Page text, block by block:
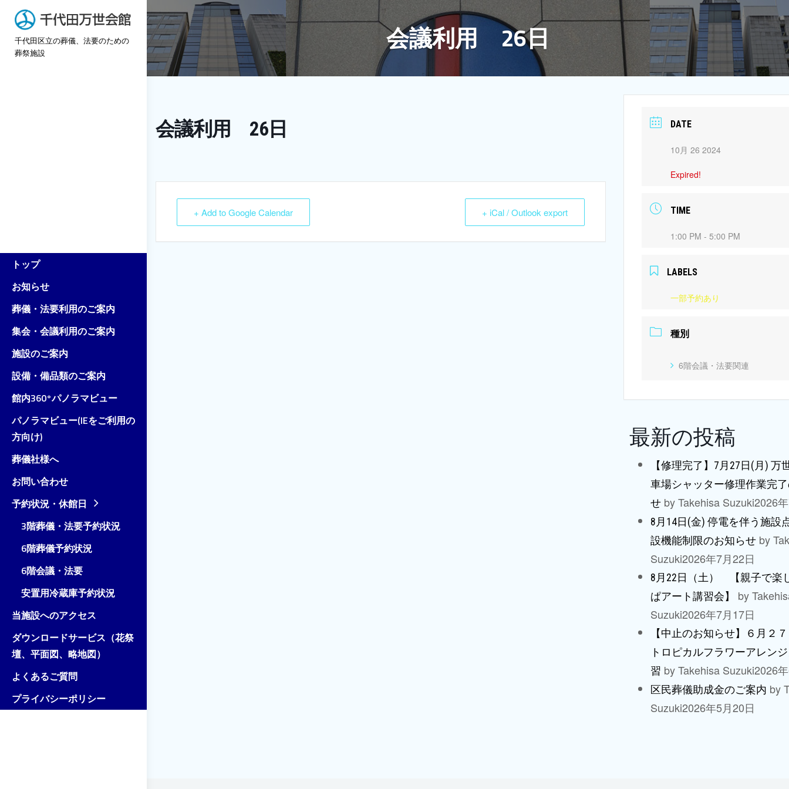
Skip
content
千代田区立の葬儀、法要のための
葬祭施設
トップ
お知らせ
葬儀・法要利用のご案内
集会・会議利用のご案内
施設のご案内
設備・備品類のご案内
館内360°パノラマビュー
パノラマビュー(IEをご利用の
方向け)
葬儀社様へ
お問い合わせ
予約状況・休館日
3階葬儀・法要予約状況
6階葬儀予約状況
6階会議・法要
安置用冷蔵庫予約状況
当施設へのアクセス
ダウンロードサービス（花祭
壇、平面図、略地図）
よくあるご質問
プライバシーポリシー
会議利用 26日
会議利用 26日
+ Add to Google Calendar + iCal / Outlook export
DATE
10月 26 2024
Expired!
TIME
1:00 PM - 5:00 PM
LABELS
一部予約あり
種別
6階会議・法要関連
最新の投稿
【修理完了】7月27日(月) 万
車場シャッター修理作業完
せ by Takehisa Suzuki2026
8月14日(金) 停電を伴う施設
設機能制限のお知らせ by
Suzuki2026年7月22日
8月22日（土） 【親子で楽
ぱアート講習会】
by
Suzuki2026年7月17日
【中止のお知らせ】６月２
トロピカルフラワーアレン
習 by Takehisa Suzuki2026
区民葬儀助成金のご案内 by
Suzuki2026年5月20日